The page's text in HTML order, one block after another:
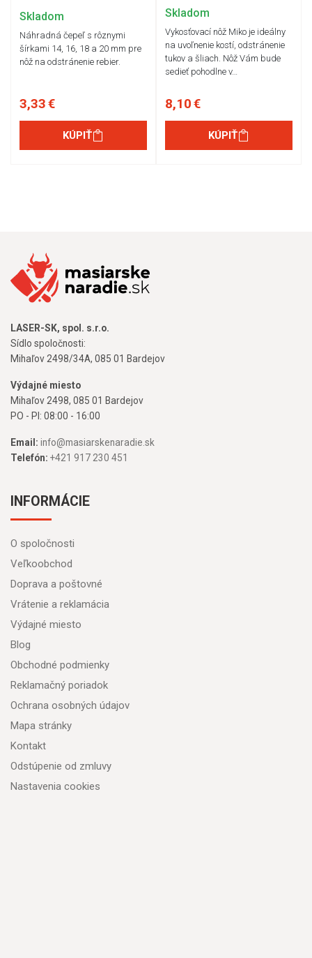
Skladom
Náhradná čepeľ s rôznymi
šírkami 14, 16, 18 a 20 mm pre
nôž na odstránenie rebier.
3,33 €
KÚPIŤ
Skladom
Vykosťovací nôž Miko je ideálny
na uvoľnenie kostí, odstránenie
tukov a šliach. Nôž Vám bude
sedieť pohodlne v…
8,10 €
KÚPIŤ
LASER-SK, spol. s.r.o.
Sídlo spoločnosti:
Mihaľov 2498/34A, 085 01 Bardejov
Výdajné miesto
Mihaľov 2498, 085 01 Bardejov
PO - PI: 08:00 - 16:00
Email: info@masiarskenaradie.sk
Telefón: +421 917 230 451
INFORMÁCIE
O spoločnosti
Veľkoobchod
Doprava a poštovné
Vrátenie a reklamácia
Výdajné miesto
Blog
Obchodné podmienky
Reklamačný poriadok
Ochrana osobných údajov
Mapa stránky
Kontakt
Odstúpenie od zmluvy
Nastavenia cookies